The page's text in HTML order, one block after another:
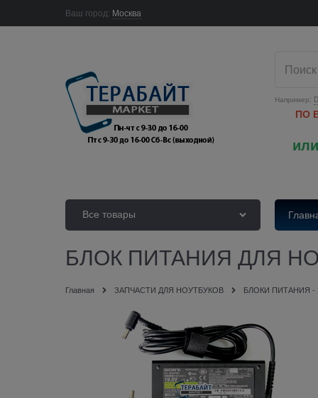
Ваш город: Москва
Например:
ПО
Все товары
БЛОК ПИТАНИЯ ДЛЯ
Главная ЗАПЧАСТИ ДЛЯ НОУТБУКОВ БЛОКИ ПИТАНИЯ -